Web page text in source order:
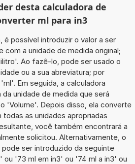
desta calculadora de
ml para in3
é possível introduzir o valor a ser
com a unidade de medida original;
Ao fazê-lo, pode ser usado o
ou a sua abreviatura; por
Em seguida, a calculadora
unidade de medida que será
'Volume'. Depois disso, ela converte
as unidades apropriadas
você também encontrará a
solicitou. Alternativamente, o
ser introduzido da seguinte
ou '73 ml em in3' ou '74 ml a in3' ou